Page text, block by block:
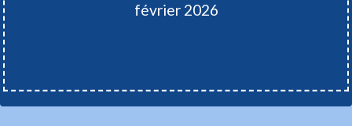
février 2026